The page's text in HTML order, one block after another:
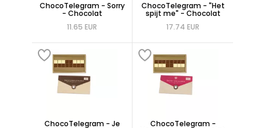
ChocoTelegram - Sorry
- Chocolat
11.65 EUR
ChocoTelegram - "Het
spijt me" - Chocolat
17.74 EUR
ChocoTelegram - Je ChocoTelegram -